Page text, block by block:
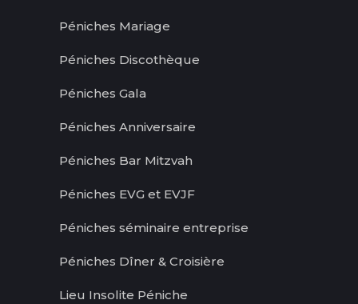
Péniches Mariage
Péniches Discothèque
Péniches Gala
Péniches Anniversaire
Péniches Bar Mitzvah
Péniches EVG et EVJF
Péniches séminaire entreprise
Péniches Dîner & Croisière
Lieu Insolite Péniche